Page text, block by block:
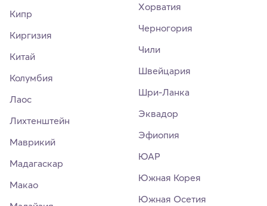
Кипр
Киргизия
Китай
Колумбия
Лаос
Лихтенштейн
Маврикий
Мадагаскар
Макао
Хорватия
Черногория
Чили
Швейцария
Шри-Ланка
Эквадор
Эфиопия
ЮАР
Южная Корея
Южная Осетия